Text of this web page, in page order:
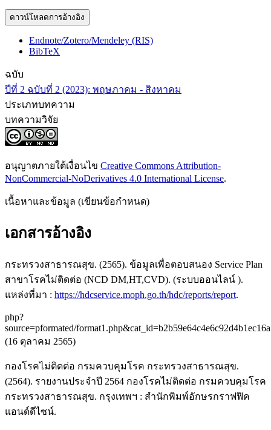
ดาวน์โหลดการอ้างอิง
Endnote/Zotero/Mendeley (RIS)
BibTeX
ฉบับ
ปีที่ 2 ฉบับที่ 2 (2023): พฤษภาคม - สิงหาคม
ประเภทบทความ
บทความวิจัย
อนุญาตภายใต้เงื่อนไข Creative Commons Attribution-
NonCommercial-NoDerivatives 4.0 International License.
เนื้อหาและข้อมูล (เขียนข้อกำหนด)
เอกสารอ้างอิง
กระทรวงสาธารณสุข. (2565). ข้อมูลเพื่อตอบสนอง Service Plan
สาขาโรคไม่ติดต่อ (NCD DM,HT,CVD). (ระบบออนไลน์ ).
แหล่งที่มา : https://hdcservice.moph.go.th/hdc/reports/report.
php?
source=pformated/
(16 ตุลาคม 2565)
กองโรคไม่ติดต่อ กรมควบคุมโรค กระทรวงสาธารณสุข.
(2564). รายงานประจำปี 2564 กองโรคไม่ติดต่อ กรมควบคุมโรค
กระทรวงสาธารณสุข. กรุงเทพฯ : สำนักพิมพ์อักษรกราฟฟิค
แอนด์ดีไซน์.